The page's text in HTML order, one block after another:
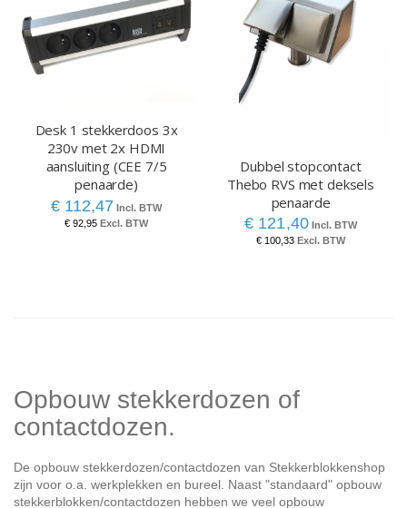
Desk 1 stekkerdoos 3x
230v met 2x HDMI
aansluiting (CEE 7/5
penaarde)
€ 112,47
€ 92,95
Dubbel stopcontact
Thebo RVS met deksels
penaarde
€ 121,40
€ 100,33
Opbouw stekkerdozen of
contactdozen.
De opbouw stekkerdozen/contactdozen van Stekkerblokkenshop
zijn voor o.a. werkplekken en bureel. Naast "standaard" opbouw
stekkerblokken/contactdozen hebben we veel opbouw